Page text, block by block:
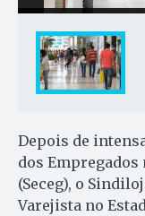
Depois de
dos Empregados
(Seceg), o
Varejista no